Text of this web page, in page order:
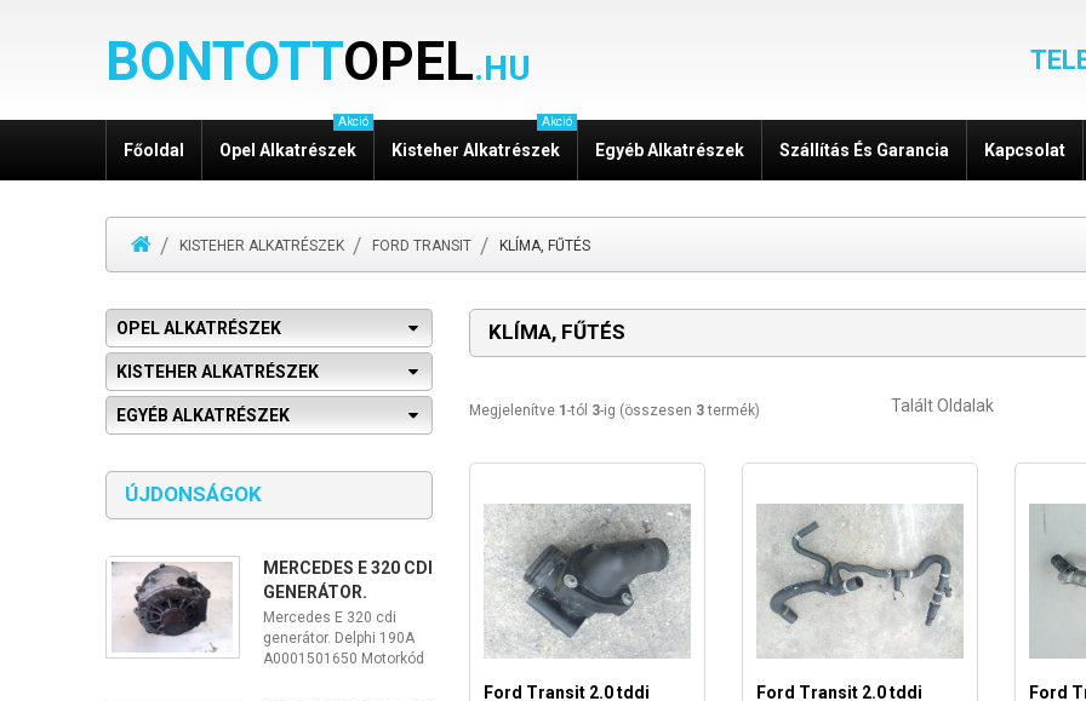
BONTOTTOPEL.HU
Főoldal Opel Alkatrészek
Akció
Kisteher Alkatrészek
Akció
Egyéb Alkatrészek Szállítás És Garancia Kapcsolat
KISTEHER ALKATRÉSZEK FORD TRANSIT KLÍMA, FŰTÉS
KLÍMA, FŰTÉS
Megjelenítve 1 -tól 3-ig (összesen 3termék) Talált Oldalak
Ford Transit 2.0 tddi
Ford Transit 2.0 tddi
Ford
OPEL ALKATRÉSZEK
KISTEHER ALKATRÉSZEK
EGYÉB ALKATRÉSZEK
ÚJDONSÁGOK
MERCEDES E 320 CDI
GENERÁTOR.
Mercedes E 320 cdi
generátor. Delphi 190A
A0001501650 Motorkód